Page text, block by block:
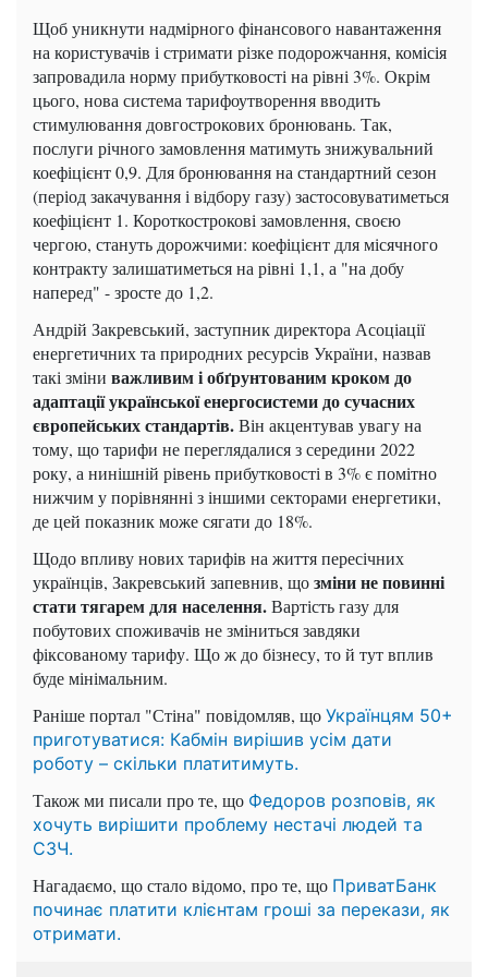
Щоб уникнути надмірного фінансового навантаження
на користувачів і стримати різке подорожчання, комісія
запровадила норму прибутковості на рівні 3%. Окрім
цього, нова система тарифоутворення вводить
стимулювання довгострокових бронювань. Так,
послуги річного замовлення матимуть знижувальний
коефіцієнт 0,9. Для бронювання на стандартний сезон
(період закачування і відбору газу) застосовуватиметься
коефіцієнт 1. Короткострокові замовлення, своєю
чергою, стануть дорожчими: коефіцієнт для місячного
контракту залишатиметься на рівні 1,1, а "на добу
наперед" - зросте до 1,2.
Андрій Закревський, заступник директора Асоціації
енергетичних та природних ресурсів України, назвав
такі зміни важливим і обґрунтованим кроком до
адаптації української енергосистеми до сучасних
європейських стандартів.Він акцентував увагу на
тому, що тарифи не переглядалися з середини 2022
року, а нинішній рівень прибутковості в 3% є помітно
нижчим у порівнянні з іншими секторами енергетики,
де цей показник може сягати до 18%.
Щодо впливу нових тарифів на життя пересічних
українців, Закревський запевнив, щозміни не повинні
стати тягарем для населення.Вартість газу для
побутових споживачів не зміниться завдяки
фіксованому тарифу. Що ж до бізнесу, то й тут вплив
буде мінімальним.
Раніше портал "Стіна" повідомляв, що Українцям 50+
приготуватися: Кабмін вирішив усім дати
роботу – скільки платитимуть.
Також ми писали про те, що Федоров розповів, як
хочуть вирішити проблему нестачі людей та
СЗЧ.
Нагадаємо, що стало відомо, про те, що ПриватБанк
починає платити клієнтам гроші за перекази, як
отримати.